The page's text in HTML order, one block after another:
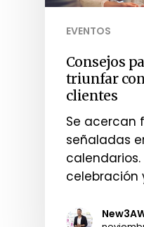
EVENTOS
Consejos
triunfar
clientes
Se acercan
señaladas
calendarios.
celebración